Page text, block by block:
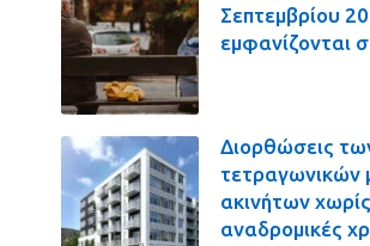
Σεπτεμβρίου
εμφανίζονται
Διορθώσεις
τετραγωνικών
ακινήτων χωρίς
αναδρομικές